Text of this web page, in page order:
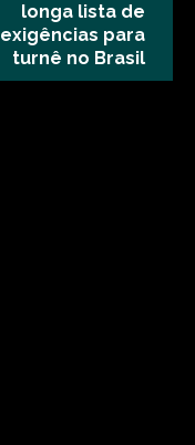
longa lista de
exigências para
turnê no Brasil